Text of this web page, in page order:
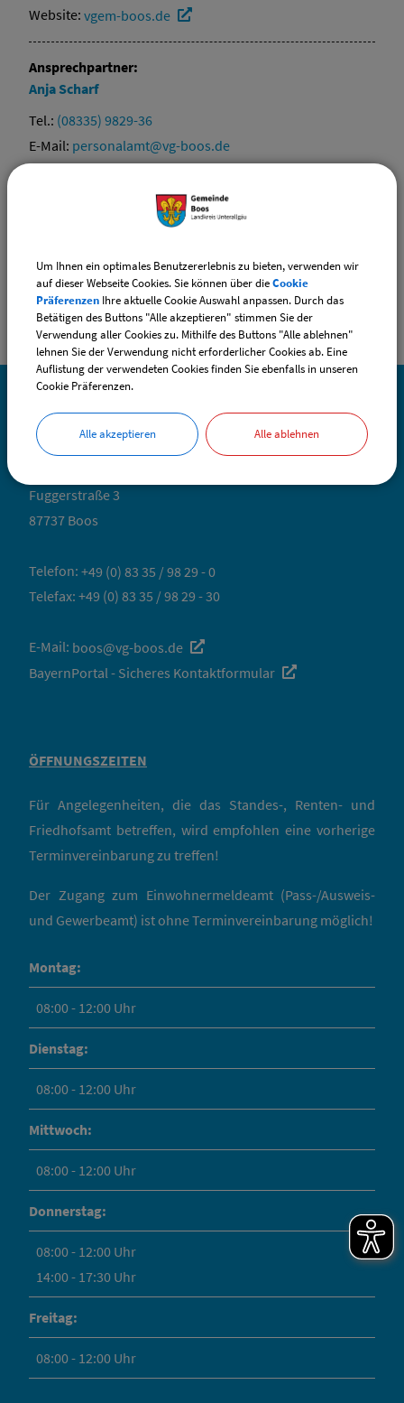
Website: vgem-boos.de
Ansprechpartner:
AnjaScharf
Tel.: (08335) 9829-36
E-Mail: personalamt@vg-boos.de
SO ERREICHEN SIE UNS
Fuggerstraße 3
87737 Boos
Telefon: +49 (0) 83 35 / 98 29 - 0
Telefax: +49 (0) 83 35 / 98 29 - 30
E-Mail: boos@vg-boos.de
BayernPortal - Sicheres Kontaktformular
ÖFFNUNGSZEITEN
Für Angelegenheiten, die das Standes-, Renten- und
Friedhofsamt betreffen, wird empfohlen eine vorherige
Terminvereinbarung zu treffen!
Der Zugang zum Einwohnermeldeamt (Pass-/Ausweis-
und Gewerbeamt) ist ohne Terminvereinbarung möglich!
Montag:
08:00 - 12:00 Uhr
Dienstag:
08:00 - 12:00 Uhr
Mittwoch:
08:00 - 12:00 Uhr
Donnerstag:
08:00 - 12:00 Uhr
14:00 - 17:30 Uhr
Freitag:
08:00 - 12:00 Uhr
Um Ihnen ein optimales Benutzererlebnis zu bieten, verwenden wir
auf dieser Webseite Cookies. Sie können über dieCookie
Präferenzen Ihre aktuelle Cookie Auswahl anpassen. Durch das
Betätigen des Buttons "Alle akzeptieren" stimmen Sie der
Verwendung aller Cookies zu. Mithilfe des Buttons "Alle ablehnen"
lehnen Sie der Verwendung nicht erforderlicher Cookies ab. Eine
Auflistung der verwendeten Cookies finden Sie ebenfalls in unseren
Cookie Präferenzen.
Alle akzeptieren Alle ablehnen